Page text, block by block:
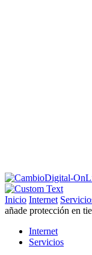
Inicio Internet
añade protección en
Internet
Servicios